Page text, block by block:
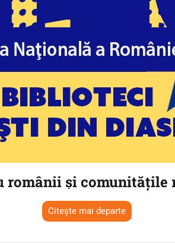
românii şi comunităţile
Citește mai departe